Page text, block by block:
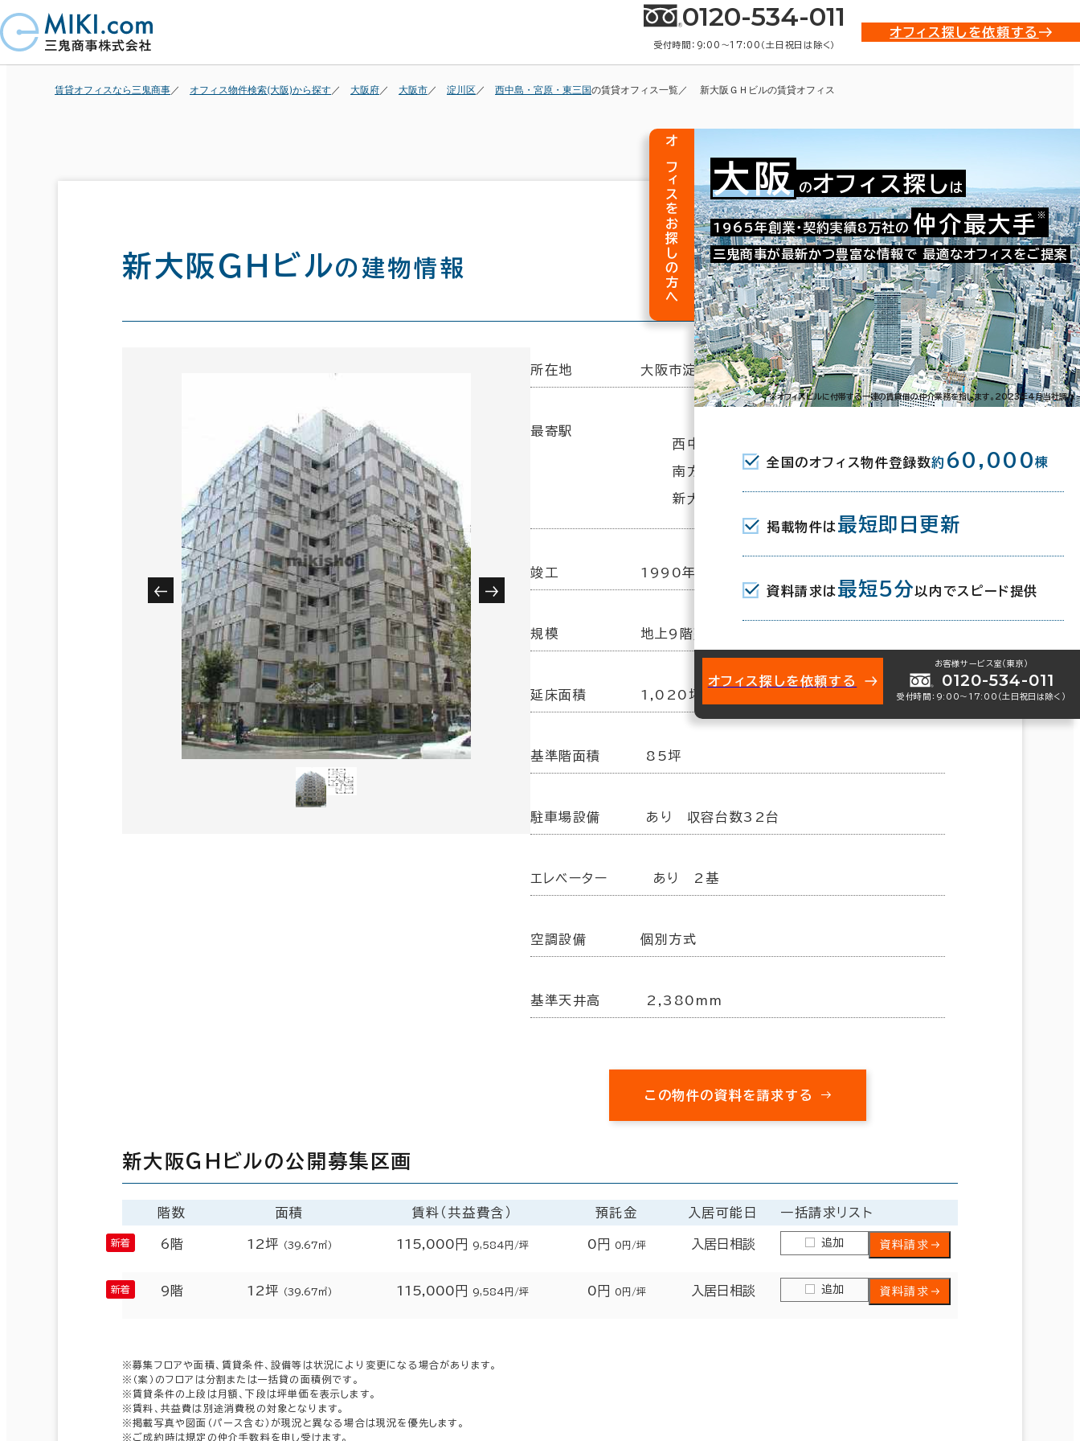
0120-534-011
受付時間：9:00〜17:00（土日祝日は除く）
オフィス探しを依頼する
賃貸オフィスなら三鬼商事 オフィス物件検索(大阪)から探す 大阪府 大阪市 淀川区 西中島・宮原・東三国の賃貸オフィス一覧 新大阪ＧＨビルの賃貸オフィス
新大阪ＧＨビルの建物情報
お問い合わせ番号：009-03426
所在地 大阪市淀川区西中島6-9-20
最寄駅
西中島南方駅(地下鉄御堂筋線) 1番口 6分
南方駅(阪急京都本線) きた西口 8分
新大阪駅(地下鉄御堂筋線) 7番口 8分
竣工 1990年 4月
規模 地上9階建
延床面積 1,020坪
基準階面積 85坪
駐車場設備 あり 収容台数32台
エレベーター あり 2基
空調設備 個別方式
基準天井高 2,380mm
この物件の資料を請求する
新大阪ＧＨビルの公開募集区画
階数 面積 賃料（共益費含） 預託金 入居可能日 一括請求リスト
6階 12坪 （39.67㎡） 115,000円 9,584円/坪 0円 0円/坪 入居日相談 追加 資料請求
9階 12坪 （39.67㎡） 115,000円 9,584円/坪 0円 0円/坪 入居日相談 追加 資料請求
※募集フロアや面積、賃貸条件、設備等は状況により変更になる場合があります。
※（案）のフロアは分割または一括貸の面積例です。
※賃貸条件の上段は月額、下段は坪単価を表示します。
※賃料、共益費は別途消費税の対象となります。
※掲載写真や図面（パース含む）が現況と異なる場合は現況を優先します。
※ご成約時は規定の仲介手数料を申し受けます。
オフィスをお探しの方へ 大阪 のオフィス探し は
1965年創業・契約実績8万社の 仲介最大手 ※
三鬼商事が最新かつ豊富な情報で 最適なオフィスをご提案
※オフィスビルに付帯する一連の賃貸借の仲介業務を指します。2023年4月当社調べ
全国のオフィス物件登録数約 60,000棟
掲載物件は 最短即日更新
資料請求は 最短5分 以内でスピード提供
オフィス探しを依頼する
お客様サービス室（東京）
0120-534-011
受付時間：9:00〜17:00（土日祝日は除く）